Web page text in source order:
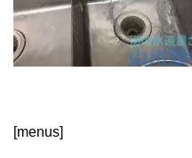
[menus]